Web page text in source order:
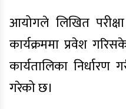
आयोगले लिखित परीक्षा
कार्यक्रममा प्रवेश
कार्यतालिका निर्धारण
गरेको छ।